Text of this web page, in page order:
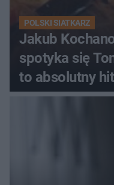
POLSKI SIATKARZ
Jakub
spotyka się
to absolutny hit